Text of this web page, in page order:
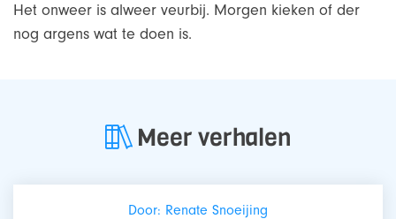
Het onweer is alweer veurbij. Morgen kieken of der
nog argens wat te doen is.
Meer verhalen
Door: Renate Snoeijing